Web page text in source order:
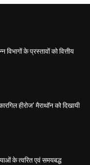
विभागों के प्रस्तावों को वित्तीय
हीरोज’ मैराथॉन को दिखायी
के त्वरित एवं समयबद्ध